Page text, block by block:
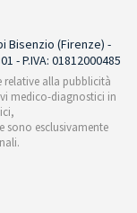
Bisenzio (Firenze) -
- P.IVA: 01812000485
relative alla pubblicità
medico-diagnostici in
sono esclusivamente